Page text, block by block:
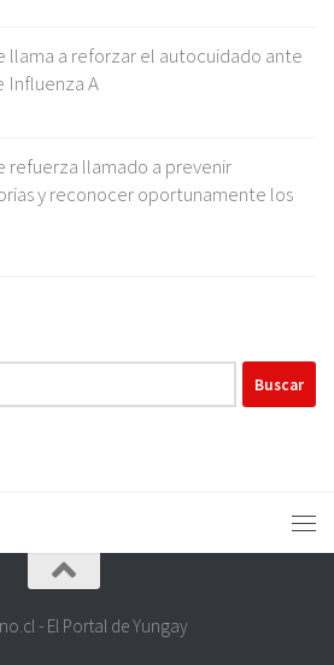
llama a reforzar el autocuidado ante
Influenza A
refuerza llamado a prevenir
y reconocer oportunamente los
- El Portal de Yungay